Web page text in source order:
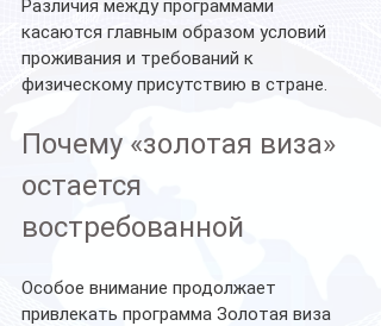
Различия между программами
касаются главным образом условий
проживания и требований к
физическому присутствию в стране.
Почему «золотая виза»
остается
востребованной
Особое внимание продолжает
привлекать программа Золотая виза